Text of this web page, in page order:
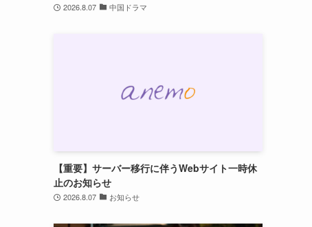
2026.8.07 中国ドラマ
【重要】サーバー移行に伴うWebサイト一時休
止のお知らせ
2026.8.07 お知らせ